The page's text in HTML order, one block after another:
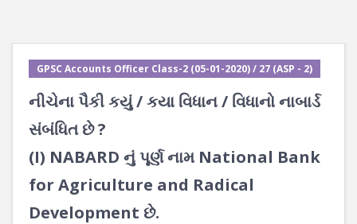
GPSC Accounts Officer Class-2 (05-01-2020) / 27 (ASP - 2)
નીચેના પૈકી કયું / કયા વિધાન / વિધાનો નાબાર્ડ
સંબંધિત છે ?
(I) NABARD નું પૂર્ણ નામ National Bank
for Agriculture and Radical
Development છે.